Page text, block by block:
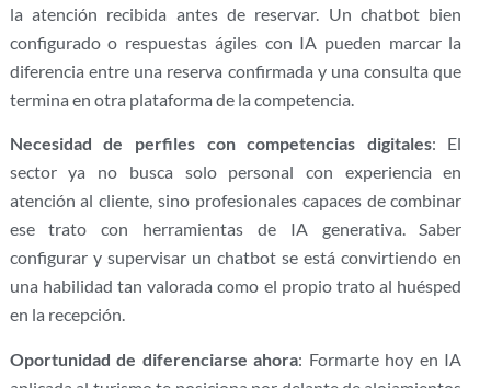
la atención recibida antes de reservar. Un chatbot bien
configurado o respuestas ágiles con IA pueden marcar la
diferencia entre una reserva confirmada y una consulta que
termina en otra plataforma de la competencia.
Necesidad de perfiles con competencias digitales: El
sector ya no busca solo personal con experiencia en
atención al cliente, sino profesionales capaces de combinar
ese trato con herramientas de IA generativa. Saber
configurar y supervisar un chatbot se está convirtiendo en
una habilidad tan valorada como el propio trato al huésped
en la recepción.
Oportunidad de diferenciarse ahora: Formarte hoy en IA